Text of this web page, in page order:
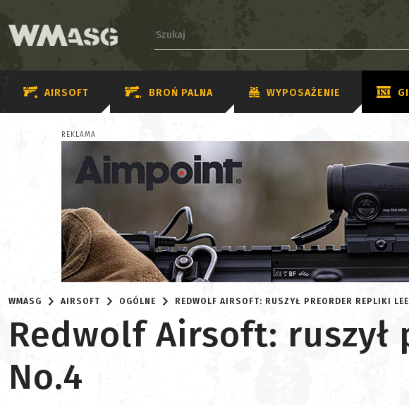
AIRSOFT BROŃ PALNA WYPOSAŻENIE
REKLAMA
WMASG AIRSOFT OGÓLNE REDWOLF AIRSOFT: RUSZYŁ PREORDER REPLIKI
Redwolf Airsoft:
No.4